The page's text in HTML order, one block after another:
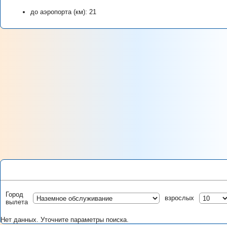
до аэропорта (км): 21
Город
вылета
взрослых
Нет данных. Уточните параметры поиска.